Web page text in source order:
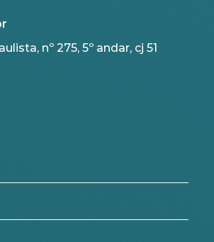
nº 275, 5º andar, cj 51